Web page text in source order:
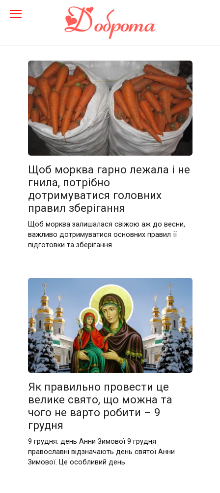
Щоб морква гарно лежала і не
гнила, потрібно
дотримуватися головних
правил зберігання
Щоб морква залишалася свіжою аж до весни,
важливо дотримуватися основних правил її
підготовки та зберігання.
Як правильно провести це
велике свято, що можна та
чого не варто робити – 9
грудня
9 грудня: день Анни Зимової 9 грудня
православні відзначають день святої Анни
Зимової. Це особливий день